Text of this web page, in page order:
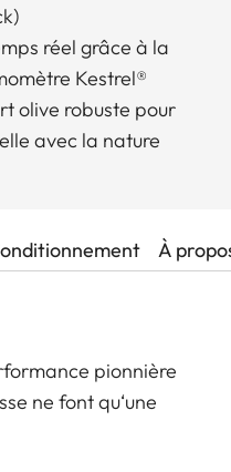
réel grâce à la
Kestrel®
olive robuste pour
avec la nature
À
pionnière
ne font qu‘une
à toutes